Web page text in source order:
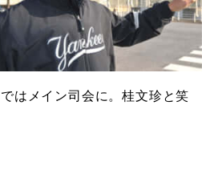
はメイン司会に。桂文珍と笑